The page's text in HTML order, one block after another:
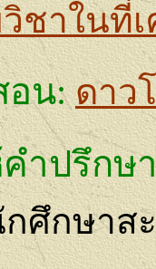
ชาในที่
อน: ดาว
คำปรึกษ
กศึกษาส